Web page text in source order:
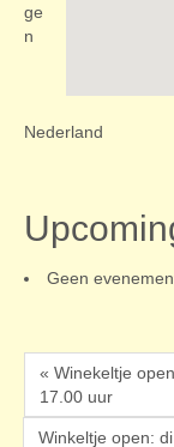
ge
n
Nederland
Geen
« Winekeltje
17.00 uur
Winkeltje open: